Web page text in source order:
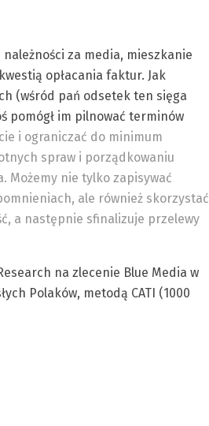
za media, mieszkanie
opłacania faktur. Jak
(wśród pań odsetek ten sięga
pomógł im pilnować terminów
i ograniczać do minimum
spraw i porządkowaniu
Możemy nie tylko zapisywać
ale również skorzystać
a następnie sfinalizuje przelewy
na zlecenie Blue Media w
Polaków, metodą CATI (1000